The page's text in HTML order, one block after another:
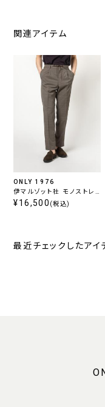
関連アイテム
ONLY 1976
伊マルゾット社 モノストレ
ッチ セットアップパンツ ベ
¥16,500 (税込)
最近チェックしたアイ